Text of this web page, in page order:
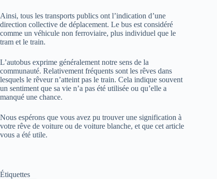
Ainsi, tous les transports publics ont l’indication d’une
direction collective de déplacement. Le bus est considéré
comme un véhicule non ferroviaire, plus individuel que le
tram et le train.
L’autobus exprime généralement notre sens de la
communauté. Relativement fréquents sont les rêves dans
lesquels le rêveur n’atteint pas le train. Cela indique souvent
un sentiment que sa vie n’a pas été utilisée ou qu’elle a
manqué une chance.
Nous espérons que vous avez pu trouver une signification à
votre rêve de voiture ou de voiture blanche, et que cet article
vous a été utile.
Étiquettes